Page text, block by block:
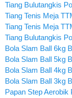
Tiang Bulutangkis
Tiang Tenis Meja
Tiang Tenis Meja
Tiang Bulutangkis
Bola Slam Ball 6kg
Bola Slam Ball 5kg
Bola Slam Ball 4kg
Bola Slam Ball 3kg
Papan Step Aerobik